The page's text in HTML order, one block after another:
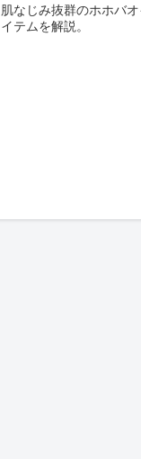
肌なじみ抜群のホホバ
イテムを解説。